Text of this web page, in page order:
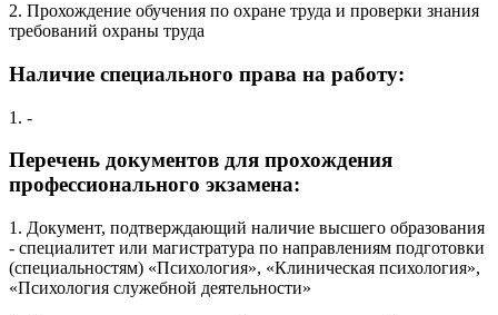
2. Прохождение обучения по охране труда и проверки знания
требований охраны труда
Наличие специального права на работу:
1. -
Перечень документов для прохождения
профессионального экзамена:
1. Документ, подтверждающий наличие высшего образования
- специалитет или магистратура по направлениям подготовки
(специальностям) «Психология», «Клиническая психология»,
«Психология служебной деятельности»